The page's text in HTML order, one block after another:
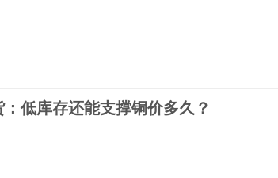
低库存还能支撑铜价多久？